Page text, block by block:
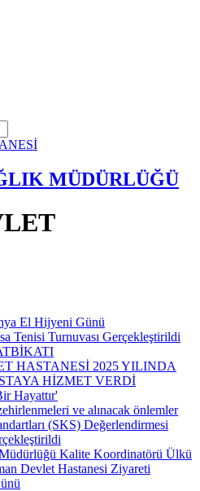
MÜDÜRLÜĞÜ
El Hijyeni Günü
Tenisi Turnuvası Gerçekleştirildi
HASTANESİ 2025 YILINDA
HİZMET VERDİ
Hayattır'
ve alınacak önlemler
(SKS) Değerlendirmesi
Kalite Koordinatörü Ülkü
Devlet Hastanesi Ziyareti